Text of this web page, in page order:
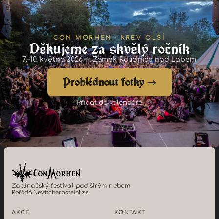
CON MORHEN · KREV OLŠÍ
Děkujeme za skvělý ročník
7.–10. května 2026 · Zámek Roudnice nad Labem
Prohlédnout fotky →
Přidat do kalendáře
Zaklínačský festival pod širým nebem
Pořádá Newitcherpatelní z.s.
AKCE KONTAKT